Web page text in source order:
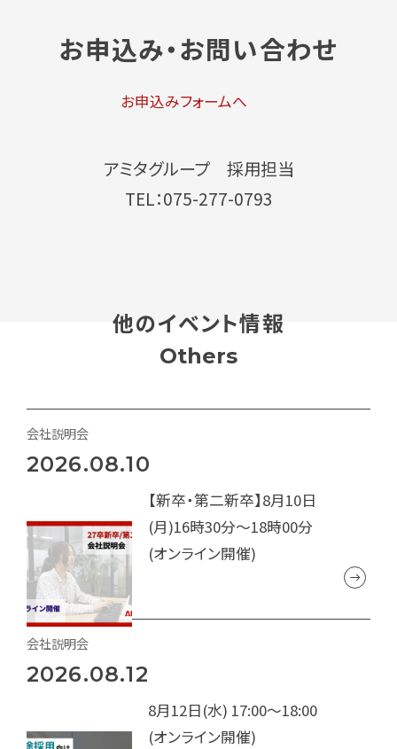
お申込み・お問い合わせ
お申込みフォームへ
アミタグループ 採用担当
TEL：075-277-0793
他のイベント情報
Others
2026.08.10
【新卒・第二新卒】8月10日
(月)16時30分～18時00分
(オンライン開催)
会社説明会
2026.08.12
8月12日(水) 17:00～18:00
(オンライン開催)
会社説明会